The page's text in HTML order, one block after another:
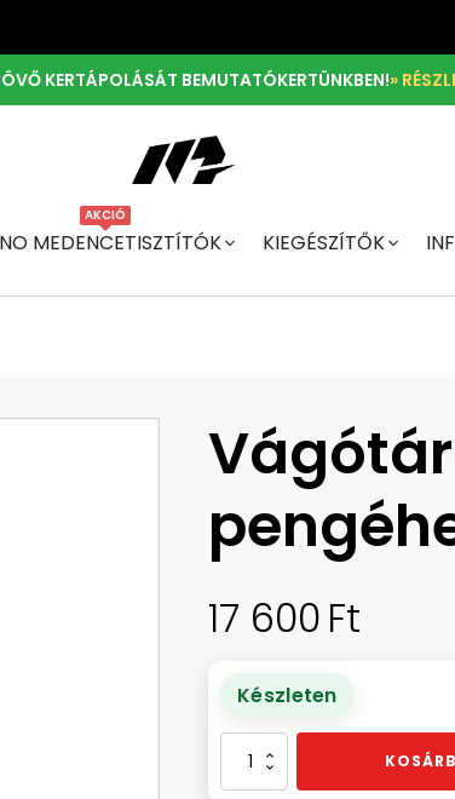
KERTÁPOLÁSÁT BEMUTATÓKERTÜNKBEN!»
MEDENCETISZTÍTÓK
AKCIÓ
KIEGÉSZÍTŐK
17 600 Ft
Készleten
Vágótárcsa
-